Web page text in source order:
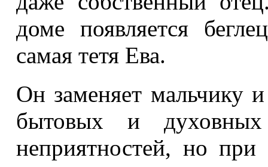
доме появляется
самая тетя Ева.
Он заменяет мальчику
бытовых и духовных
неприятностей, но